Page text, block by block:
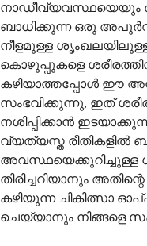
നാഡീവ്യവസ്ഥയെയും
ബാധിക്കുന്ന ഒരു
നീളമുള്ള
കൊഴുപ്പുകളെ ശരീരത്തിന്
കഴിയാത്തപ്പോൾ ഈ
സംഭവിക്കുന്നു, ഇത്
നശിപ്പിക്കാൻ
വ്യത്യസ്ത രീതികളിൽ
അവസ്ഥയെക്കുറിച്ചുള്ള
തിരിച്ചറിയാനും
കഴിയുന്ന ചികിത്സാ
ചെയ്യാനും നിങ്ങളെ